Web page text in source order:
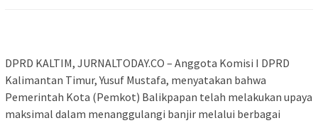
DPRD KALTIM, JURNALTODAY.CO – Anggota Komisi I DPRD
Kalimantan Timur, Yusuf Mustafa, menyatakan bahwa
Pemerintah Kota (Pemkot) Balikpapan telah melakukan upaya
maksimal dalam menanggulangi banjir melalui berbagai